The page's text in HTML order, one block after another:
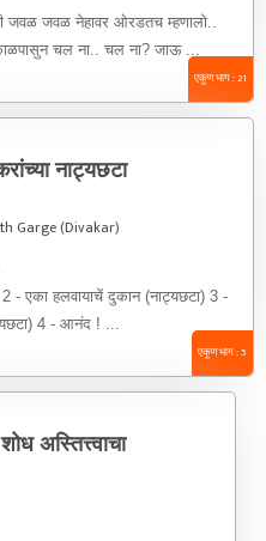
जवळ जवळ नेहावर ओरडतच म्हणालो..
चल ना.. चल ना? जाऊ ...
एकूण भाग : 21
नाट्यछटा
Garge (Divakar)
2 - एका हलवायाचें दुकान (नाट्यछटा) 3 -
4 - आनंद ! ...
एकूण भाग : 5
अस्तित्त्वाचा